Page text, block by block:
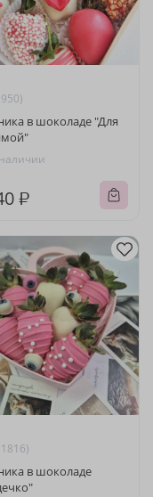
в шоколаде "Для
₽
в шоколаде